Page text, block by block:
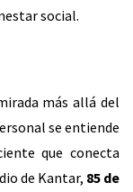
social.
más allá del
se entiende
que conecta
de Kantar, 85 de